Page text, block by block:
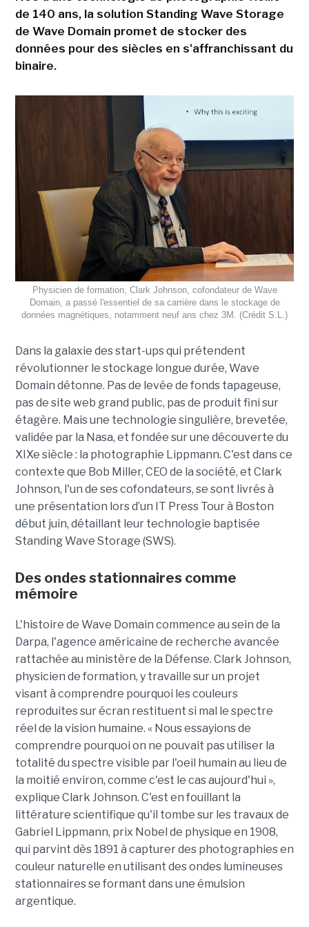
de 140 ans, la solution Standing Wave Storage
de Wave Domain promet de stocker des
données pour des siècles en s'affranchissant du
binaire.
Physicien de formation, Clark Johnson, cofondateur de Wave
Domain, a passé l'essentiel de sa carrière dans le stockage de
données magnétiques, notamment neuf ans chez 3M. (Crédit S.L.)
Dans la galaxie des start-ups qui prétendent
révolutionner le stockage longue durée, Wave
Domain détonne. Pas de levée de fonds tapageuse,
pas de site web grand public, pas de produit fini sur
étagère. Mais une technologie singulière, brevetée,
validée par la Nasa, et fondée sur une découverte du
XIXe siècle : la photographie Lippmann. C'est dans ce
contexte que Bob Miller, CEO de la société, et Clark
Johnson, l'un de ses cofondateurs, se sont livrés à
une présentation lors d’un IT Press Tour à Boston
début juin, détaillant leur technologie baptisée
Standing Wave Storage (SWS).
Des ondes stationnaires comme
mémoire
L'histoire de Wave Domain commence au sein de la
Darpa, l'agence américaine de recherche avancée
rattachée au ministère de la Défense. Clark Johnson,
physicien de formation, y travaille sur un projet
visant à comprendre pourquoi les couleurs
reproduites sur écran restituent si mal le spectre
réel de la vision humaine. « Nous essayions de
comprendre pourquoi on ne pouvait pas utiliser la
totalité du spectre visible par l'oeil humain au lieu de
la moitié environ, comme c'est le cas aujourd'hui »,
explique Clark Johnson. C'est en fouillant la
littérature scientifique qu'il tombe sur les travaux de
Gabriel Lippmann, prix Nobel de physique en 1908,
qui parvint dès 1891 à capturer des photographies en
couleur naturelle en utilisant des ondes lumineuses
stationnaires se formant dans une émulsion
argentique.